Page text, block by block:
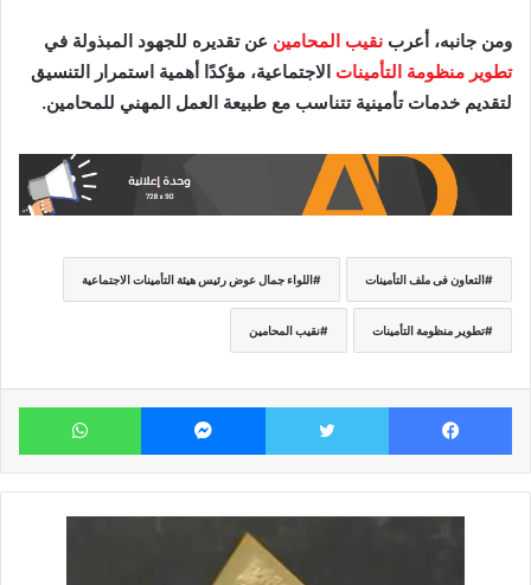
ومن جانبه، أعرب نقيب المحامين عن تقديره للجهود المبذولة في
تطوير منظومة التأمينات الاجتماعية، مؤكدًا أهمية استمرار التنسيق
لتقديم خدمات تأمينية تتناسب مع طبيعة العمل المهني للمحامين.
التعاون فى ملف التأمينات اللواء جمال عوض رئيس هيئة التأمينات الاجتماعية
تطوير منظومة التأمينات نقيب المحامين
فيسبوك تويتر ماسنجر